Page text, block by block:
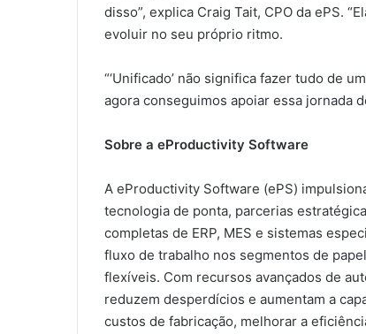
disso”, explica Craig Tait, CPO da ePS.
evoluir no seu próprio ritmo.
“‘Unificado’ não significa fazer tudo de
agora conseguimos apoiar essa jornada
Sobre a eProductivity Software
A eProductivity Software (ePS)
tecnologia de ponta, parcerias
completas de ERP, MES e sistemas
fluxo de trabalho nos segmentos de
flexíveis. Com recursos avançados de
reduzem desperdícios e aumentam a
custos de fabricação, melhorar a